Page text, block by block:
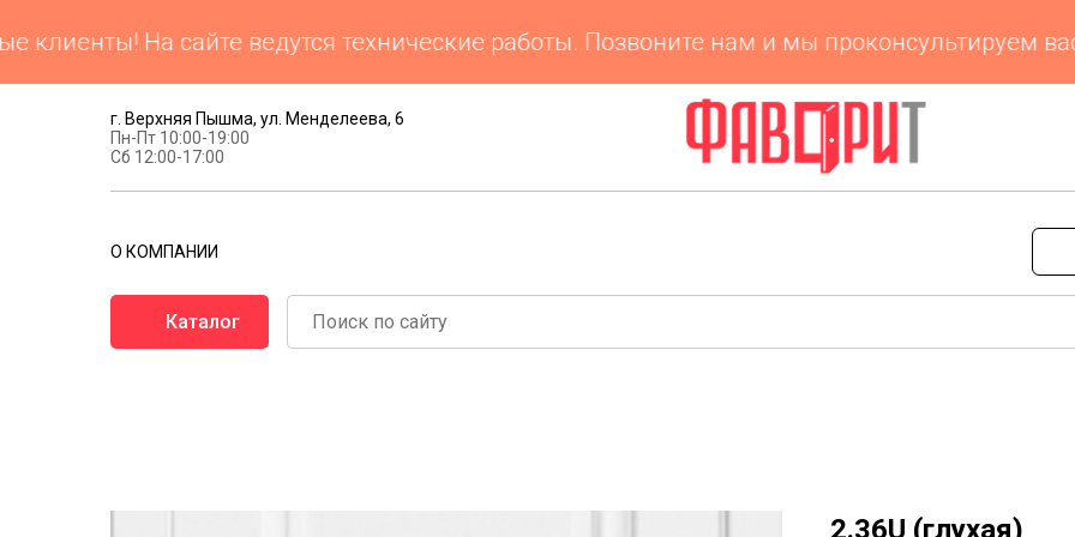
На сайте ведутся технические работы. Позвоните нам и мы проконсультируем
г. Верхняя Пышма, ул. Менделеева, 6
Пн-Пт 10:00-19:00
Сб 12:00-17:00
О КОМПАНИИ
Каталог
2.36U (глухая)